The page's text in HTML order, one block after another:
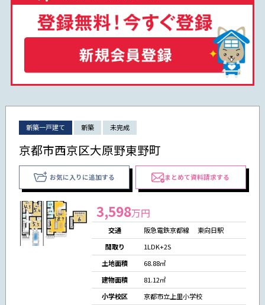
新築一戸建て 新築 未完成
京都市西京区大原野東野町
お気に入りに追加する まとめて資料請求する
3,598万円
交通
阪急電鉄京都線 東向日駅
間取り
1LDK+2S
土地面積
68.88㎡
建物面積
81.12㎡
小学校区
京都市立上里小学校